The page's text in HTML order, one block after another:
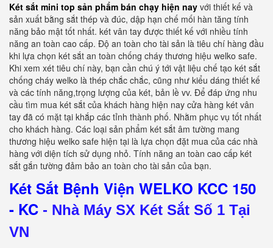
Két sắt mini top sản phẩm bán chạy hiện nay với thiết kế và
sản xuất bằng sắt thép và đúc, dập hạn chế mối hàn tăng tính
năng bảo mật tốt nhất. két vân tay được thiết kế với nhiều tính
năng an toàn cao cấp. Độ an toàn cho tài sản là tiêu chí hàng đầu
khi lựa chọn két sắt an toàn chống cháy thương hiệu welko safe.
Khi xem xét tiêu chí này, bạn cần chú ý tới vật liệu chế tạo két sắt
chống cháy welko là thép chắc chắc, cũng như kiểu dáng thiết kế
và các tính năng,trọng lượng của két, bản lề vv. Để đáp ứng nhu
cầu tìm mua két sắt của khách hàng hiện nay cửa hàng két vân
tay đã có mặt tại khắp các tỉnh thành phố. Nhằm phục vụ tốt nhất
cho khách hàng. Các loại sản phẩm két sắt âm tường mang
thương hiệu welko safe hiện tại là lựa chọn đặt mua của các nhà
hàng với diện tích sử dụng nhỏ. Tính năng an toàn cao cấp két
sắt gắn tường đảm bảo an toàn cho tài sản của bạn.
Két Sắt Bệnh Viện WELKO KCC 150
- KC - Nhà Máy SX Két Sắt Số 1 Tại
VN